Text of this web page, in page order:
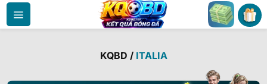
Bỏ
qua
KQBD / ITALIA